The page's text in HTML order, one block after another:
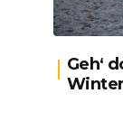
Geh‘